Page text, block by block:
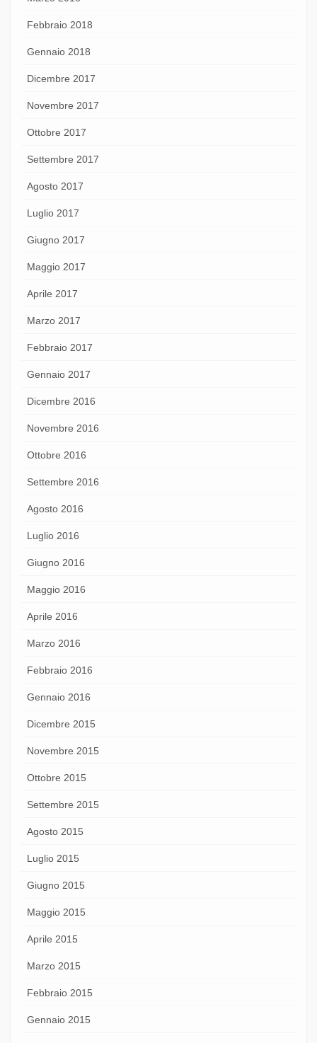
Febbraio 2018
Gennaio 2018
Dicembre 2017
Novembre 2017
Ottobre 2017
Settembre 2017
Agosto 2017
Luglio 2017
Giugno 2017
Maggio 2017
Aprile 2017
Marzo 2017
Febbraio 2017
Gennaio 2017
Dicembre 2016
Novembre 2016
Ottobre 2016
Settembre 2016
Agosto 2016
Luglio 2016
Giugno 2016
Maggio 2016
Aprile 2016
Marzo 2016
Febbraio 2016
Gennaio 2016
Dicembre 2015
Novembre 2015
Ottobre 2015
Settembre 2015
Agosto 2015
Luglio 2015
Giugno 2015
Maggio 2015
Aprile 2015
Marzo 2015
Febbraio 2015
Gennaio 2015